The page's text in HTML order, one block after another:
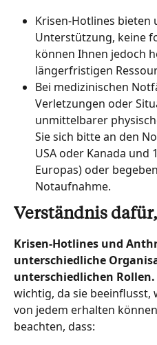
Krisen-Hotlines bieten
Unterstützung, keine
können Ihnen jedoch
längerfristigen
Bei medizinischen
Verletzungen oder
unmittelbarer
Sie sich bitte an den
USA oder Kanada und
Europas) oder
Notaufnahme.
Verständnis
Krisen-Hotlines und
unterschiedliche
unterschiedlichen Rollen.
wichtig, da sie beeinflusst,
von jedem erhalten
beachten, dass: